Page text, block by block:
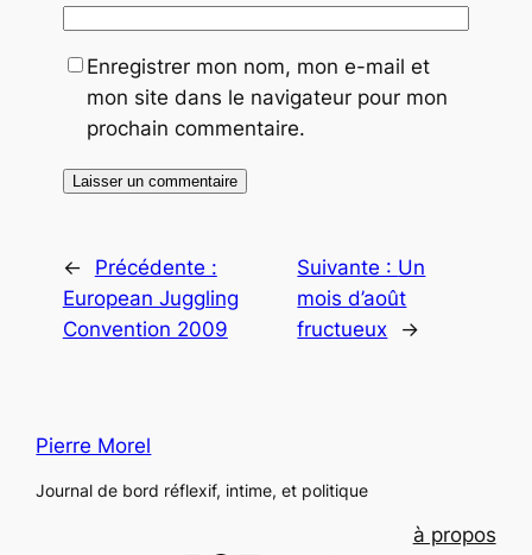
Enregistrer mon nom, mon e-mail et
mon site dans le navigateur pour mon
prochain commentaire.
←
Précédente :
European Juggling
Convention 2009
Suivante : Un
mois d’août
fructueux
→
Pierre Morel
Journal de bord réflexif, intime, et politique
à propos